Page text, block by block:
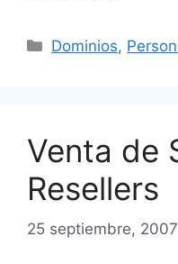
Categorías
Dominios,
Venta de
Resellers
25 septiembre,